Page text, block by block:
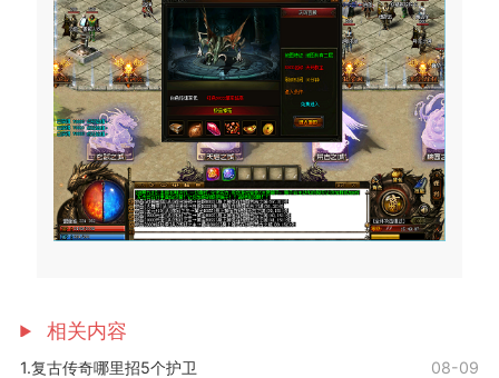
相关内容
1.复古传奇哪里招5个护卫
08-09